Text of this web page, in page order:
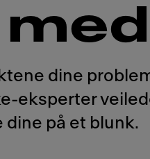
dine
eksperter
på et blunk.